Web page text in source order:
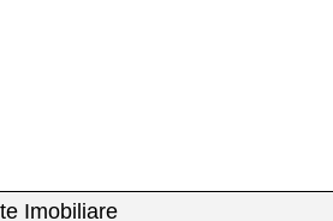
Imobiliare